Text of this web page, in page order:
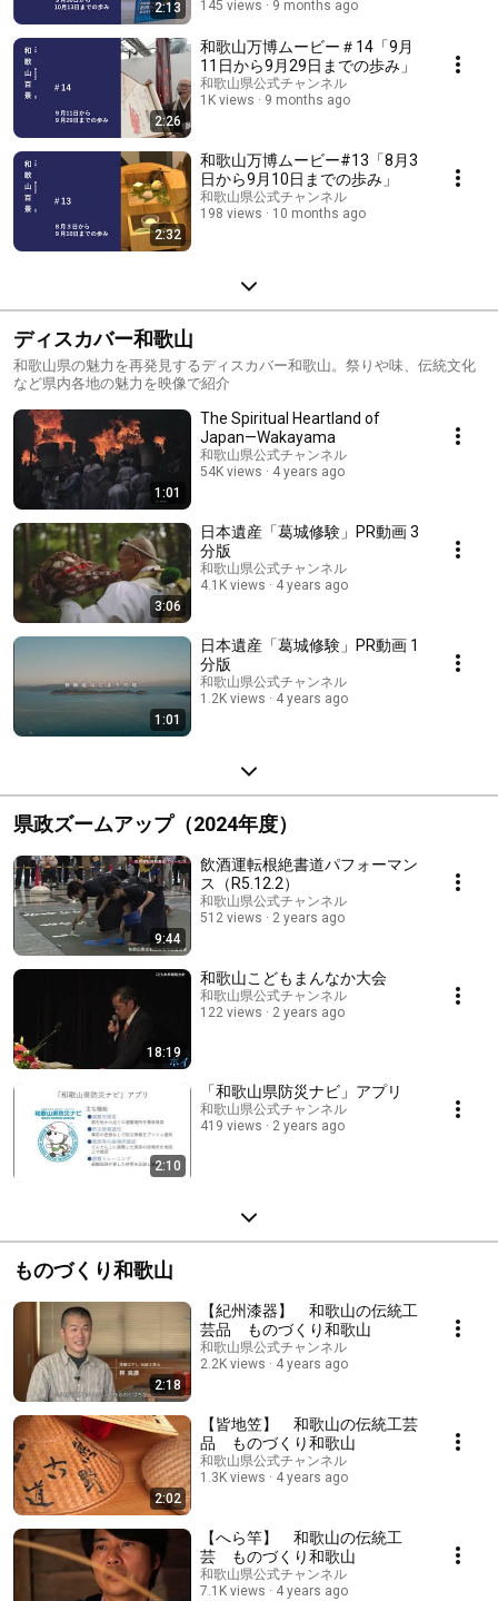
2:13 145 views 9 months ago
2:26
和歌山万博ムービー＃14「9月
11日から9月29日までの歩み」
和歌山県公式チャンネル
1K views
9 months ago
2:32
和歌山万博ムービー#13「8月3
日から9月10日までの歩み」
和歌山県公式チャンネル
198 views
10 months ago
ディスカバー和歌山
和歌山県の魅力を再発見するディスカバー和歌山。祭りや味、伝統文化
など県内各地の魅力を映像で紹介
1:01
The Spiritual Heartland of
Japan—Wakayama
和歌山県公式チャンネル
54K views
4 years ago
3:06
日本遺産「葛城修験」PR動画 3
分版
和歌山県公式チャンネル
4.1K views
4 years ago
1:01
日本遺産「葛城修験」PR動画 1
分版
和歌山県公式チャンネル
1.2K views
4 years ago
県政ズームアップ（2024年度）
9:44
飲酒運転根絶書道パフォーマン
ス（R5.12.2）
和歌山県公式チャンネル
512 views
2 years ago
18:19
和歌山こどもまんなか大会
和歌山県公式チャンネル
122 views
2 years ago
2:10
「和歌山県防災ナビ」アプリ
和歌山県公式チャンネル
419 views
2 years ago
ものづくり和歌山
2:18
【紀州漆器】 和歌山の伝統工
芸品 ものづくり和歌山
和歌山県公式チャンネル
2.2K views
4 years ago
2:02
【皆地笠】 和歌山の伝統工芸
品 ものづくり和歌山
和歌山県公式チャンネル
1.3K views
4 years ago
【へら竿】 和歌山の伝統工
芸 ものづくり和歌山
和歌山県公式チャンネル
7.1K views
4 years ago